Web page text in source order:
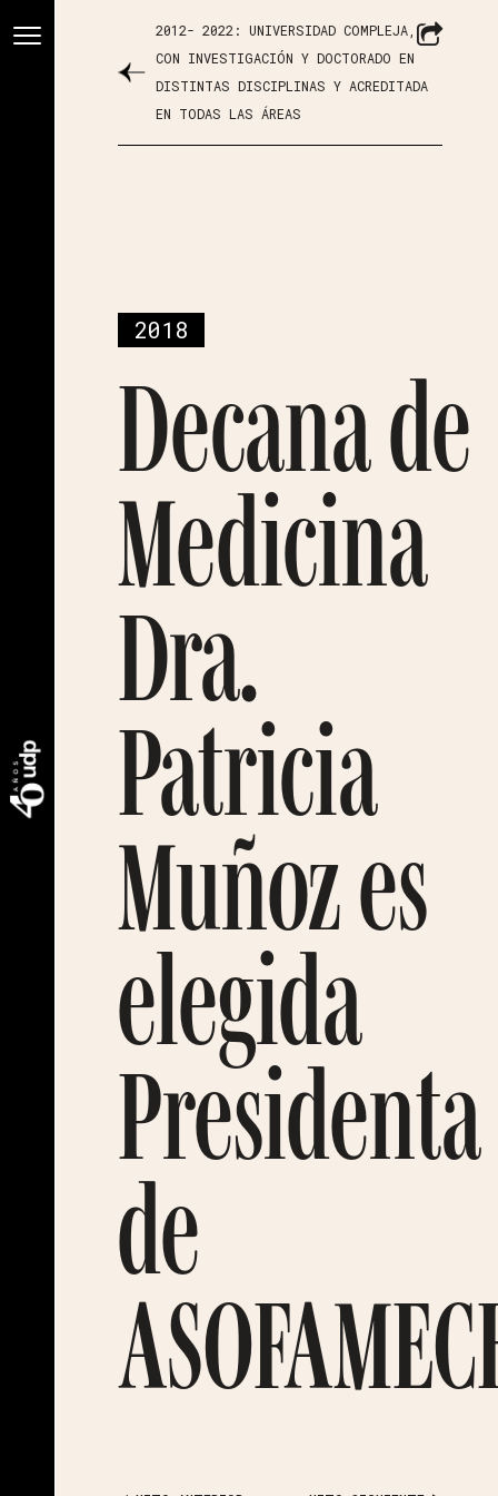
2012- 2022: UNIVERSIDAD COMPLEJA,
CON INVESTIGACIÓN Y DOCTORADO EN
DISTINTAS DISCIPLINAS Y ACREDITADA
EN TODAS LAS ÁREAS
2018
Decana de
Medicina
Dra.
Patricia
Muñoz es
elegida
Presidenta
de